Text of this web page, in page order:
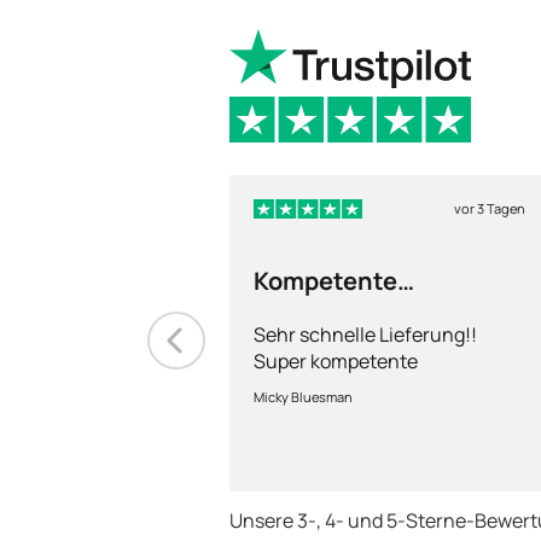
vor 3 Tagen
Kompetente
Sehr schnelle Lieferung!!
Super kompetente
Abhandlung!
Micky Bluesman
Unsere 3-, 4- und 5-Sterne-